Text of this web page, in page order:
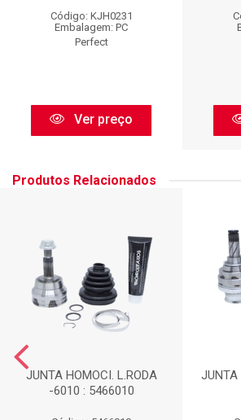
Código: KJH0231
Embalagem: PC
Perfect
Ver preço
Produtos Relacionados
JUNTA HOMOCI. L.RODA
-6010 : 5466010
JUNTA